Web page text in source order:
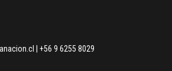
| +56 9 6255 8029